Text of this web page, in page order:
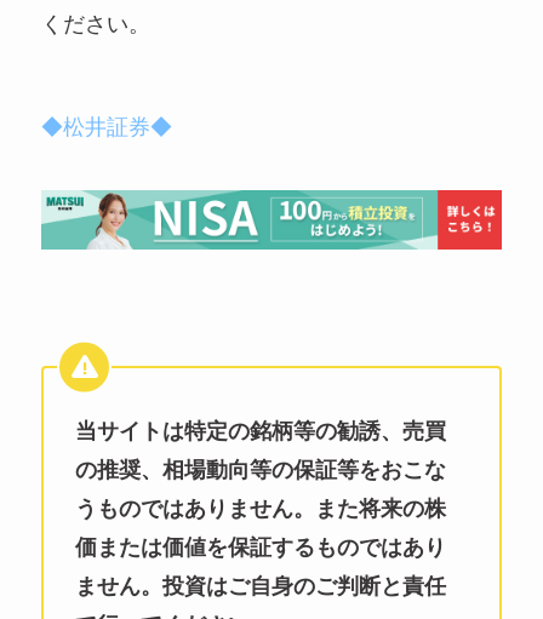
ください。
◆松井証券◆
当サイトは特定の銘柄等の勧誘、売買
の推奨、相場動向等の保証等をおこな
うものではありません。また将来の株
価または価値を保証するものではあり
ません。投資はご自身のご判断と責任